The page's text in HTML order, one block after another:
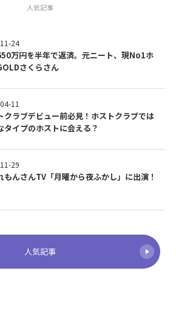
人気記事
24
万円を半年で返済。元ニート、現No1ホ
さくらさん
11
クラブデビュー前必見！ホストクラブでは
タイプのホストに会える？
29
もんさんTV「月曜から夜ふかし」に出演！
人気記事